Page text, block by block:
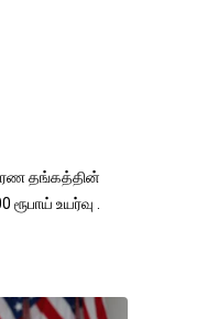
தங்கத்தின்
ரூபாய் உயர்வு .